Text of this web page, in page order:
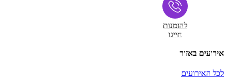
להזמנות
חייגו
אירועים באזור
לכל האירועים